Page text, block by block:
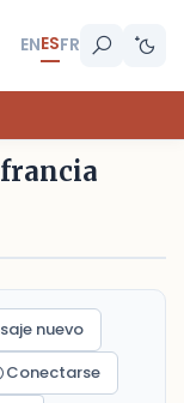
ENESFR
nuevo
Conectarse